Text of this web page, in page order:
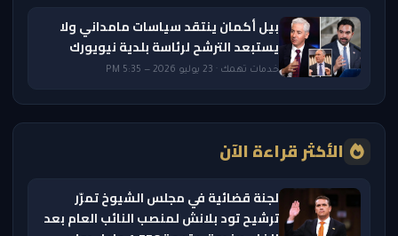
بيل أكمان ينتقد سياسات مامداني ولا
يستبعد الترشح لرئاسة بلدية نيويورك
خدمات تهمك · 23 يوليو 2026 — 5:35 PM
الأكثر قراءة الآن
لجنة قضائية في مجلس الشيوخ تمرّر
ترشيح تود بلانش لمنصب النائب العام بعد